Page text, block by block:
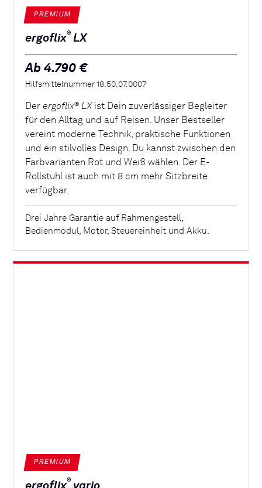
PREMIUM
ergoflix® LX
Ab 4.790 €
Hilfsmittelnummer 18.50.07.0007
Derergoflix® LX ist Dein zuverlässiger Begleiter
für den Alltag und auf Reisen. Unser Bestseller
vereint moderne Technik, praktische Funktionen
und ein stilvolles Design. Du kannst zwischen den
Farbvarianten Rot und Weiß wählen. Der E-
Rollstuhl ist auch mit 8 cm mehr Sitzbreite
verfügbar.
Drei Jahre Garantie auf Rahmengestell,
Bedienmodul, Motor, Steuereinheit und Akku.
PREMIUM
®